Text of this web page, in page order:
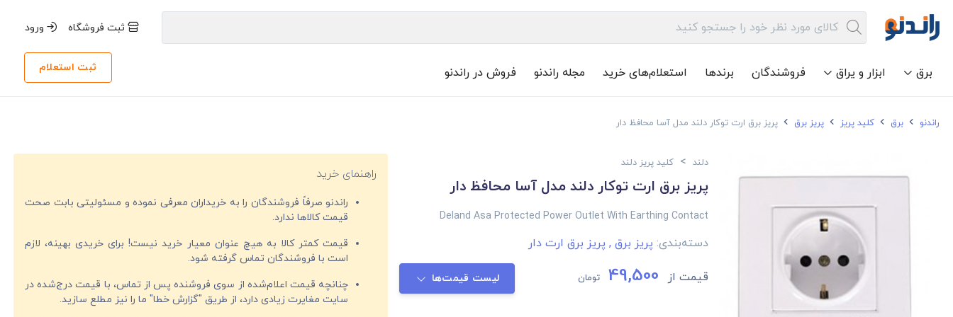
ثبت فروشگاه ورود
برق ابزار و یراق فروشندگان برندها استعلام‌های خرید مجله راندنو فروش در راندنو ثبت استعلام
راندنو برق کلید پریز پریز برق پریز برق ارت توکار دلند مدل آسا محافظ دار
دلند > کلید پریز دلند
پریز برق ارت توکار دلند مدل آسا محافظ دار
Deland Asa Protected Power Outlet With Earthing Contact
دسته‌بندی: پریز برق , پریز برق ارت دار
قیمت از 49,500 تومان لیست قیمت‌ها
راهنمای خرید
راندنو صرفاً فروشندگان را به خریداران معرفی نموده و مسئولیتی بابت صحت
قیمت‌ کالاها ندارد.
قیمت کمتر کالا به هیچ عنوان معیار خرید نیست! برای خریدی بهینه، لازم
است با فروشندگان تماس گرفته شود.
چنانچه قیمت اعلام‌شده از سوی فروشنده پس از تماس، با قیمت درج‌شده در
سایت مغایرت زیادی دارد، از طریق "گزارش خطا" ما را نیز مطلع سازید.